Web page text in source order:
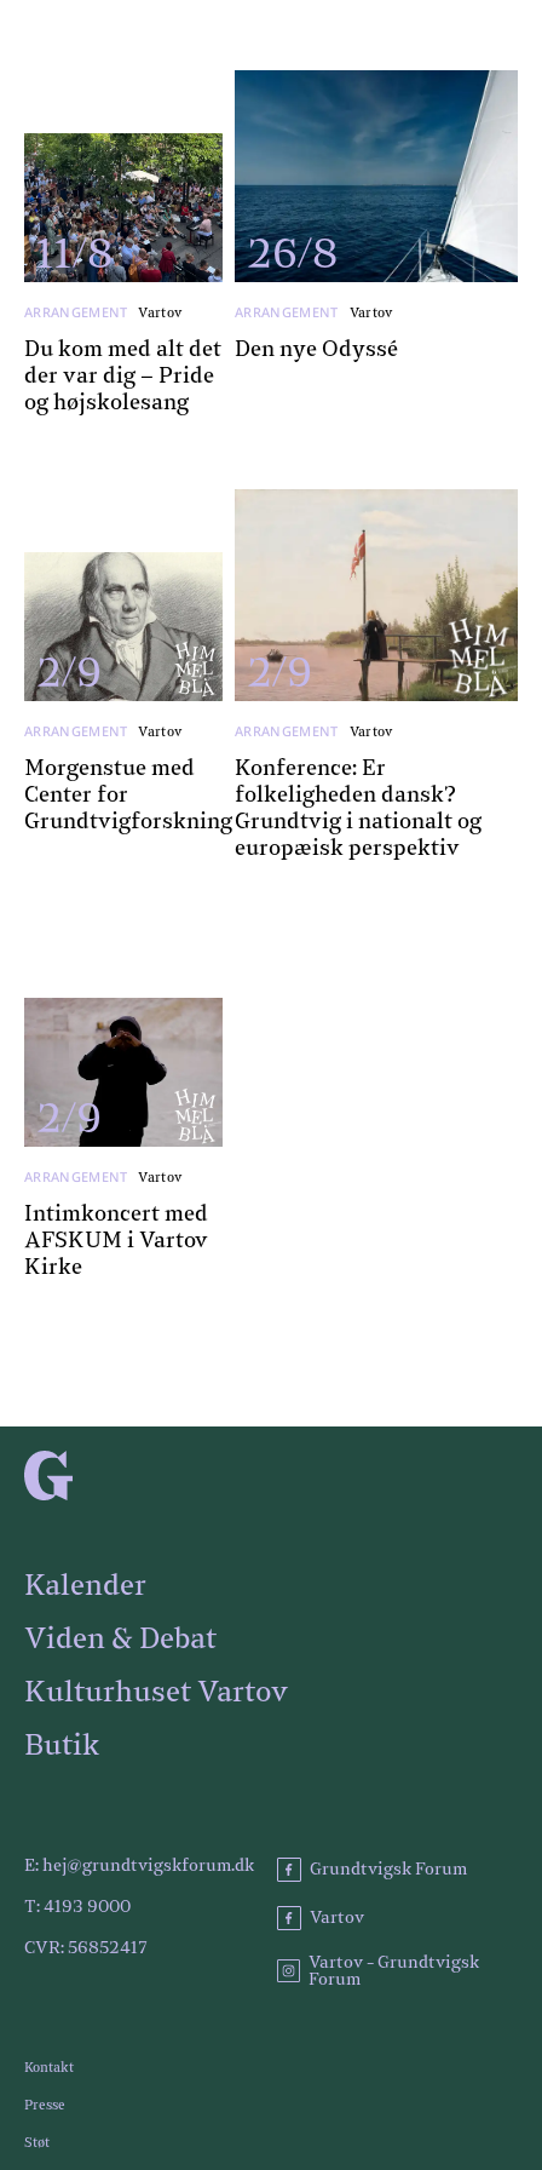
11/8
ARRANGEMENT Vartov
Du kom med alt det
der var dig – Pride
og højskolesang
26/8
ARRANGEMENT Vartov
Den nye Odyssé
2/9
ARRANGEMENT Vartov
Morgenstue med
Center for
Grundtvigforskning
2/9
ARRANGEMENT Vartov
Konference: Er
folkeligheden dansk?
Grundtvig i nationalt og
europæisk perspektiv
2/9
ARRANGEMENT Vartov
Intimkoncert med
AFSKUM i Vartov
Kirke
Kalender
Viden & Debat
Kulturhuset Vartov
Butik
E: hej@grundtvigskforum.dk
T: 4193 9000
CVR: 56852417
Grundtvigsk Forum
Vartov
Vartov - Grundtvigsk
Forum
Kontakt
Presse
Støt